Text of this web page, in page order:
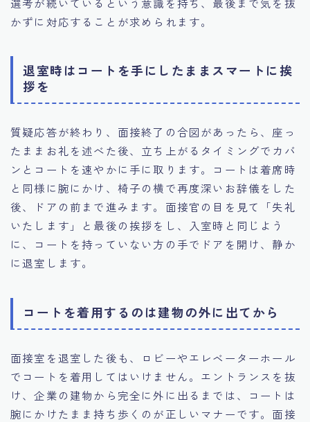
かずに対応することが求められます。
退室時はコートを手にしたままスマートに挨
拶を
質疑応答が終わり、面接終了の合図があったら、座っ
たままお礼を述べた後、立ち上がるタイミングでカバ
ンとコートを速やかに手に取ります。コートは着席時
と同様に腕にかけ、椅子の横で再度深いお辞儀をした
後、ドアの前まで進みます。面接官の目を見て「失礼
いたします」と最後の挨拶をし、入室時と同じよう
に、コートを持っていない方の手でドアを開け、静か
に退室します。
コートを着用するのは建物の外に出てから
面接室を退室した後も、ロビーやエレベーターホール
でコートを着用してはいけません。エントランスを抜
け、企業の建物から完全に外に出るまでは、コートは
腕にかけたまま持ち歩くのが正しいマナーです。面接